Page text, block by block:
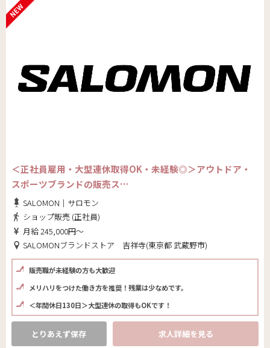
＜正社員雇用・大型連休取得OK・未経験◎＞アウトドア・
スポーツブランドの販売ス…
SALOMON｜サロモン
ショップ販売 (正社員)
月給 245,000円～
SALOMONブランドストア 吉祥寺(東京都 武蔵野市)
販売職が未経験の方も大歓迎
メリハリをつけた働き方を推奨！残業は少なめです。
＜年間休日130日＞大型連休の取得もOKです！
とりあえず保存 求人詳細を見る